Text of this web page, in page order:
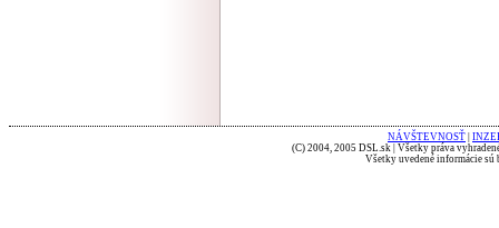
NÁVŠTEVNOSŤ
(C) 2004, 2005 DSL.sk | Všetky práva
Všetky uvedené informácie sú